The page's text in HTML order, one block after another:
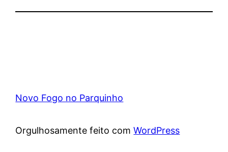
Novo Fogo no Parquinho
Orgulhosamente feito comWordPress